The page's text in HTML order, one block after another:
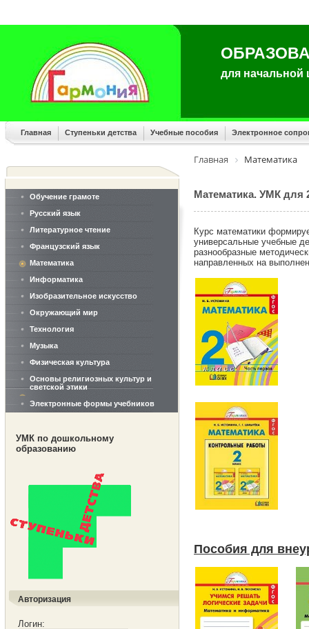
для
Главная Ступеньки детства Учебные пособия Электронное
Обучение грамоте
Русский язык
Литературное чтение
Французский язык
Математика
Информатика
Изобразительное искусство
Окружающий мир
Технология
Музыка
Физическая культура
Основы религиозных культур и
светской этики
Электронные формы учебников
УМК по дошкольному
образованию
Авторизация
Логин:
Главная Математика
Математика. УМК для
Курс математики
универсальные учебные
разнообразные
направленных на
Пособия для